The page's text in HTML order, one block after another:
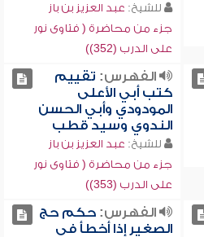
للشيخ: عبد العزيز بن باز
جزء من محاضرة ( فتاوى نور
على الدرب (352))
الفهرس: تقييم
كتب أبي الأعلى
المودودي وأبي الحسن
الندوي وسيد قطب
للشيخ: عبد العزيز بن باز
جزء من محاضرة ( فتاوى نور
على الدرب (353))
الفهرس:حكم حج
الصغير إذا أخطأ في